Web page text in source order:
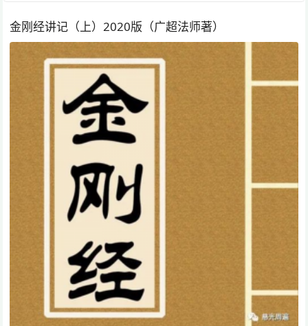
金刚经讲记（上）2020版（广超法师著）